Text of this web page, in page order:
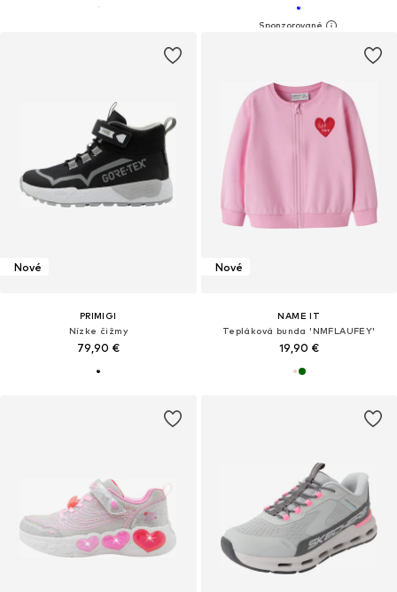
Nové
PRIMIGI
Nízke čižmy
79,90 €
Nové
NAME IT
Tepláková bunda 'NMFLAUFEY'
19,90 €